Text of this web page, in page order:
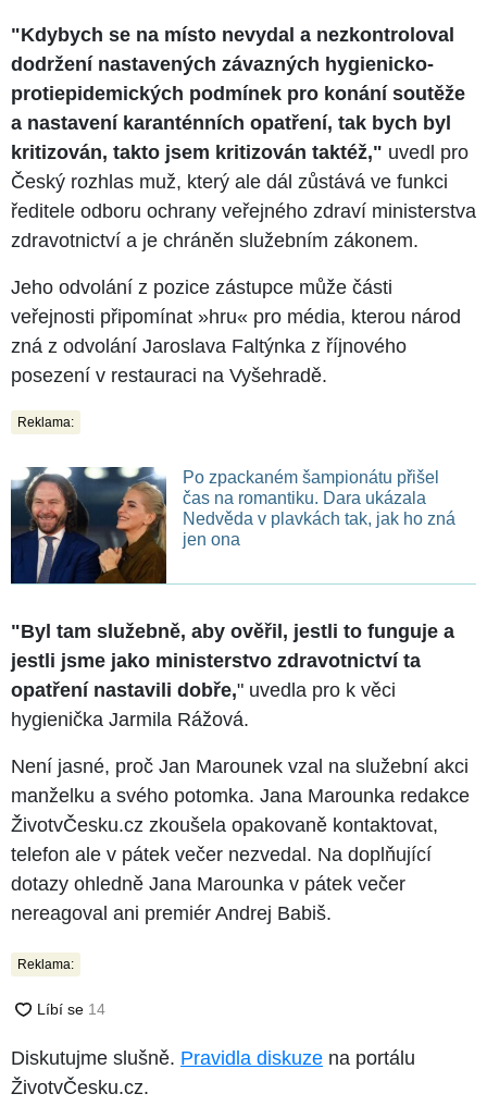
"Kdybych se na místo nevydal a nezkontroloval
dodržení nastavených závazných hygienicko-
protiepidemických podmínek pro konání soutěže
a nastavení karanténních opatření, tak bych byl
kritizován, takto jsem kritizován taktéž," uvedl pro
Český rozhlas muž, který ale dál zůstává ve funkci
ředitele odboru ochrany veřejného zdraví ministerstva
zdravotnictví a je chráněn služebním zákonem.
Jeho odvolání z pozice zástupce může části
veřejnosti připomínat »hru« pro média, kterou národ
zná z odvolání Jaroslava Faltýnka z říjnového
posezení v restauraci na Vyšehradě.
Reklama:
Po zpackaném šampionátu přišel
čas na romantiku. Dara ukázala
Nedvěda v plavkách tak, jak ho zná
jen ona
"Byl tam služebně, aby ověřil, jestli to funguje a
jestli jsme jako ministerstvo zdravotnictví ta
opatření nastavili dobře," uvedla pro k věci
hygienička Jarmila Rážová.
Není jasné, proč Jan Marounek vzal na služební akci
manželku a svého potomka. Jana Marounka redakce
ŽivotvČesku.cz zkoušela opakovaně kontaktovat,
telefon ale v pátek večer nezvedal. Na doplňující
dotazy ohledně Jana Marounka v pátek večer
nereagoval ani premiér Andrej Babiš.
Reklama:
Diskutujme slušně. Pravidla diskuze na portálu
ŽivotvČesku.cz.